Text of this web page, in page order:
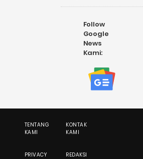
Follow
Google
News
Kami:
TENTANG
KAMI
KONTAK
KAMI
PRIVACY
REDAKSI